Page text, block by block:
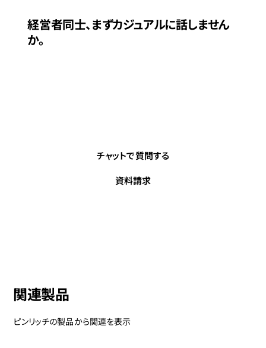
経営者同士、まずカジュアルに話しません
か。
チャットで質問する
資料請求
関連製品
ピンリッチの製品から関連を表示